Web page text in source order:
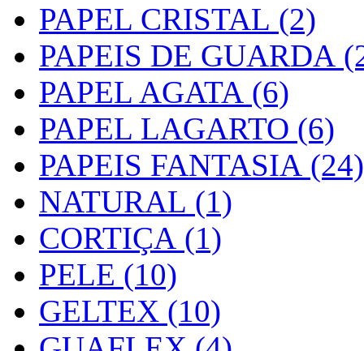
PAPEL CRISTAL (2)
PAPEIS DE GUARDA
PAPEL AGATA (6)
PAPEL LAGARTO (6)
PAPEIS FANTASIA (24)
NATURAL (1)
CORTIÇA (1)
PELE (10)
GELTEX (10)